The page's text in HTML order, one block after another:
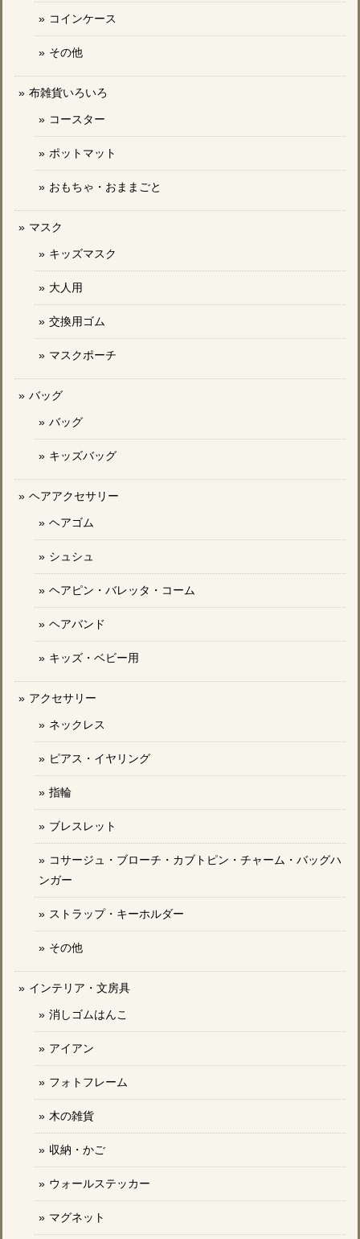
コインケース
その他
布雑貨いろいろ
コースター
ポットマット
おもちゃ・おままごと
マスク
キッズマスク
大人用
交換用ゴム
マスクポーチ
バッグ
バッグ
キッズバッグ
ヘアアクセサリー
ヘアゴム
シュシュ
ヘアピン・バレッタ・コーム
ヘアバンド
キッズ・ベビー用
アクセサリー
ネックレス
ピアス・イヤリング
指輪
ブレスレット
コサージュ・ブローチ・カブトピン・チャーム・バッグハ
ンガー
ストラップ・キーホルダー
その他
インテリア・文房具
消しゴムはんこ
アイアン
フォトフレーム
木の雑貨
収納・かご
ウォールステッカー
マグネット